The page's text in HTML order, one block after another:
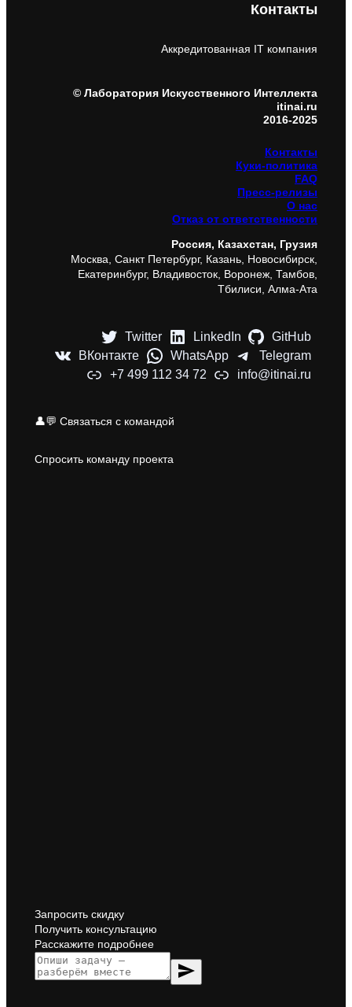
Контакты
Аккредитованная IT компания
© Лаборатория Искусственного Интеллекта
itinai.ru
2016-2025
Контакты
Куки-политика
FAQ
Пресс-релизы
О нас
Отказ от ответственности
Россия, Казахстан, Грузия
Москва, Санкт Петербург, Казань, Новосибирск,
Екатеринбург, Владивосток, Воронеж, Тамбов,
Тбилиси, Алма-Ата
Twitter LinkedIn
GitHub
ВКонтакте
WhatsApp
Telegram
+7 499 112 34 72
info@itinai.ru
👤💬 Связаться с командой
Спросить команду проекта
Запросить скидку
Получить консультацию
Расскажите подробнее
send